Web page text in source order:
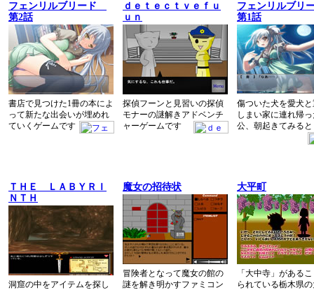
フェンリルブリード
第2話
書店で見つけた1冊の本によ
って新たな出会いが埋めれ
ていくゲームです
ｄｅｔｅｃｔｖｅｆｕ
ｕｎ
探偵フーンと見習いの探偵
モナーの謎解きアドベンチ
ャーゲームです
フェンリルブ
第1話
傷ついた犬を愛犬
しまい家に連れ帰
公、朝起きてみると
ＴＨＥ ＬＡＢＹＲＩ
ＮＴＨ
洞窟の中をアイテムを探し
魔女の招待状
冒険者となって魔女の館の
謎を解き明かすファミコン
大平町
「大中寺」がある
られている栃木県